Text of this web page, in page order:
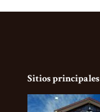
Sitios principales